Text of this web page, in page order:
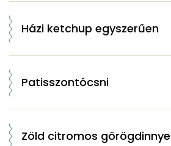
Házi ketchup egyszerűen
Patisszontócsni
Zöld citromos